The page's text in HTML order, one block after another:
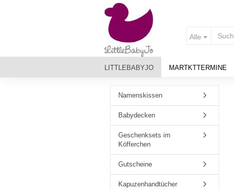
Alle
LITTLEBABYJO MARTKTTERMINE
Namenskissen
Babydecken
Geschenksets im
Köfferchen
Gutscheine
Kapuzenhandtücher